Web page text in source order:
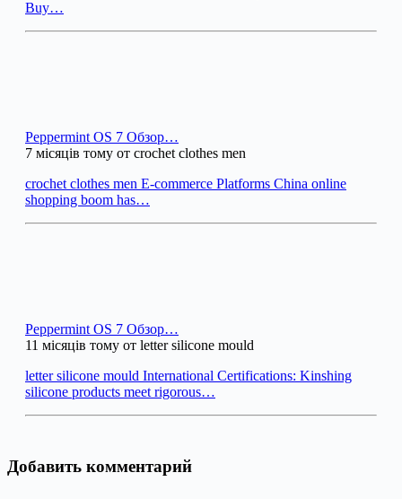
Buy…
Peppermint OS 7 Обзор…
7 місяців тому от crochet clothes men
crochet clothes men E-commerce Platforms China online
shopping boom has…
Peppermint OS 7 Обзор…
11 місяців тому от letter silicone mould
letter silicone mould International Certifications: Kinshing
silicone products meet rigorous…
Добавить комментарий